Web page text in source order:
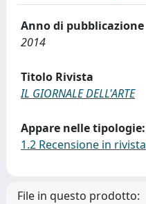
Anno di pubblicazione
2014
Titolo Rivista
IL GIORNALE DELL'ARTE
Appare nelle tipologie:
1.2 Recensione in rivista
File in questo prodotto: